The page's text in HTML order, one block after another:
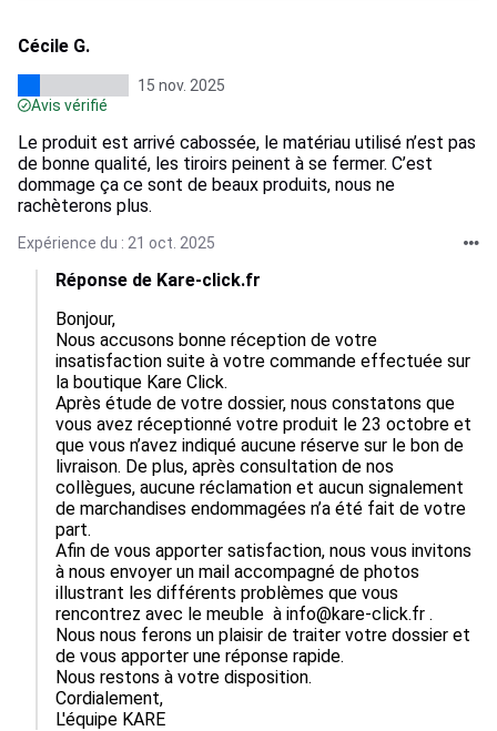
Cécile G.
15 nov. 2025
Avis vérifié
Le produit est arrivé cabossée, le matériau utilisé n’est pas
de bonne qualité, les tiroirs peinent à se fermer. C’est
dommage ça ce sont de beaux produits, nous ne
rachèterons plus.
Expérience du : 21 oct. 2025
Réponse de Kare-click.fr
Bonjour,
Nous accusons bonne réception de votre
insatisfaction suite à votre commande effectuée sur
la boutique Kare Click.
Après étude de votre dossier, nous constatons que
vous avez réceptionné votre produit le 23 octobre et
que vous n’avez indiqué aucune réserve sur le bon de
livraison. De plus, après consultation de nos
collègues, aucune réclamation et aucun signalement
de marchandises endommagées n’a été fait de votre
part.
Afin de vous apporter satisfaction, nous vous invitons
à nous envoyer un mail accompagné de photos
illustrant les différents problèmes que vous
rencontrez avec le meuble  à info@kare-click.fr .
Nous nous ferons un plaisir de traiter votre dossier et
de vous apporter une réponse rapide.
Nous restons à votre disposition.
Cordialement,
L'équipe KARE